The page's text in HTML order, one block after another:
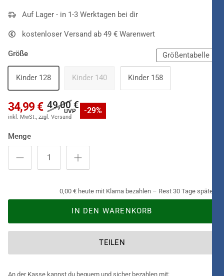
ebenfalls für jede Art vonMottopartyund sogar für Schul- oder
ganz unkompliziert wie ein Sweatshirt übergezogen werden
kann, gehört eine mehrfarbige
Papageienkopf Kapuze. Seitlich
Papageienaugenund
vorn ein großer
Ara-Schnabelals Extra-Hingucker. Mitgeliefert
werden riesige dreizehige
man sofort loswackeln kann. Exoten- und Tierfans sind von
diesem Kostümschlichtweg begeistert.
Auf Lager - in 1-3 Werktagen bei dir
kostenloser Versand ab 49 € Warenwert
Größe Größentabelle
Kinder 128 Kinder 140 Kinder 158
34,99 € 49,00 € -29%
Menge
0,00 € heute mit Klarna bezahlen – Rest 30 Tage später.
IN DEN WARENKORB
TEILEN
An der Kasse kannst du bequem und sicher bezahlen mit: